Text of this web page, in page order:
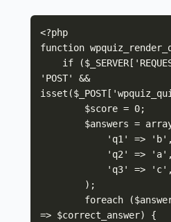
<?php
function
'POST' &&
=> $correct_answer) {